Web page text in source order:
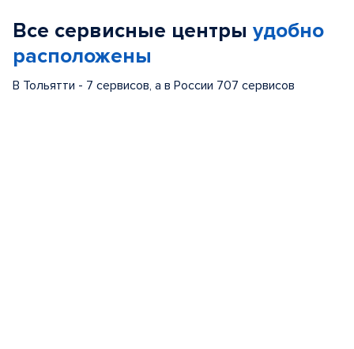
Все сервисные центры удобно
расположены
В Тольятти - 7 сервисов, а в России 707 сервисов